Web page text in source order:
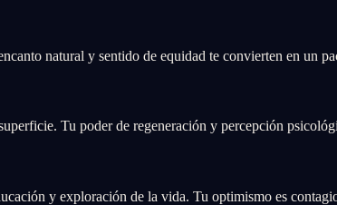
natural y sentido de equidad te convierten en un
Tu poder de regeneración y percepción
y exploración de la vida. Tu optimismo es